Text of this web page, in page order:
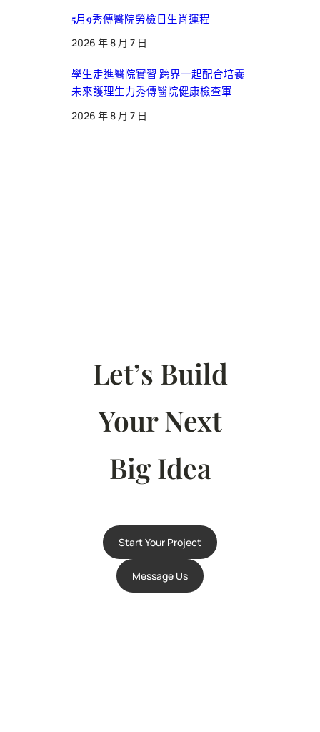
5月9秀傳醫院勞檢日生肖運程
2026 年 8 月 7 日
學生走進醫院實習 跨界一起配合培養
未來護理生力秀傳醫院健康檢查軍
2026 年 8 月 7 日
Let’s Build
Your Next
Big Idea
Start Your Project
Message Us